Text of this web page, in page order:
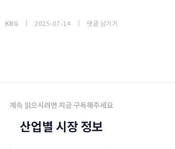
KRG 2025-07-14 댓글 남기기
계속 읽으시려면 지금 구독해주세요
산업별 시장 정보